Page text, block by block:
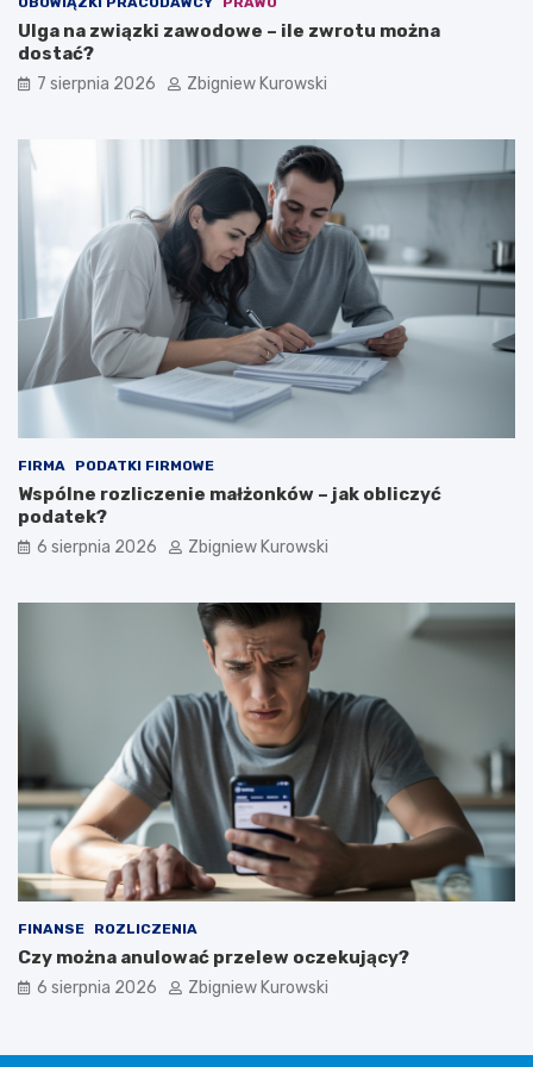
y
?
Ulga na związki zawodowe – ile zwrotu można
dostać?
7 sierpnia 2026 Zbigniew Kurowski
FIRMA PODATKI FIRMOWE
Wspólne rozliczenie małżonków – jak obliczyć
podatek?
6 sierpnia 2026 Zbigniew Kurowski
FINANSE ROZLICZENIA
Czy można anulować przelew oczekujący?
6 sierpnia 2026 Zbigniew Kurowski